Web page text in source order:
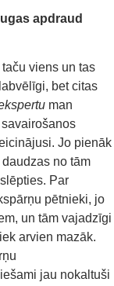
apdraud
viens un tas
bet citas
man
Jo pienāk
no tām
Par
pētnieki, jo
un tām vajadzīgi
arvien mazāk.
jau nokaltuši